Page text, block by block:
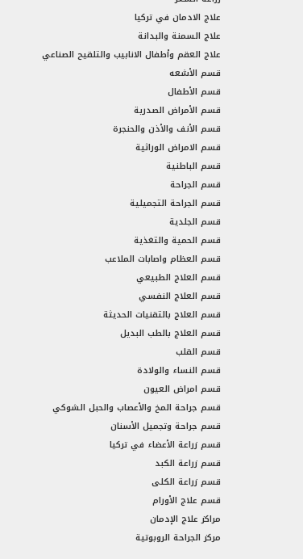
علاج الادمان في تركيا
علاج السمنة والبدانة
علاج العقم وأطفال الانابيب والتلقيح الصناعي
قسم الأشعه
قسم الأطفال
قسم الأمراض الصدرية
قسم الأنف والأذن والحنجرة
قسم الامراض الوراثية
قسم الباطنية
قسم الجراحة
قسم الجراحة التجميلية
قسم الجلدية
قسم الحمية والتغذية
قسم العظام واصابات الملاعب
قسم العلاج الطبيعي
قسم العلاج النفسي
قسم العلاج بالتقنيات الحديثة
قسم العلاج بالطب البديل
قسم القلب
قسم النساء والولادة
قسم امراض العيون
قسم جراحة المخ والأعصاب والحبل الشوكي
قسم جراحة وتجميل الأسنان
قسم زراعة الأعضاء في تركيا
قسم زراعة الكبد
قسم زراعة الكلى
قسم علاج الأورام
مراكز علاج الإدمان
مركز الجراحة الروبوتية